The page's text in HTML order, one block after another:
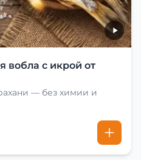
вобла с икрой от
— без химии и